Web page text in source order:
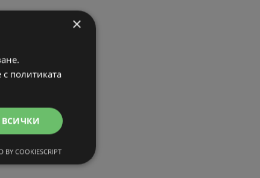
×
политиката
BY COOKIESCRIPT